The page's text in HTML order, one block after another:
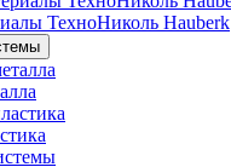
ТехноНиколь Hauberk